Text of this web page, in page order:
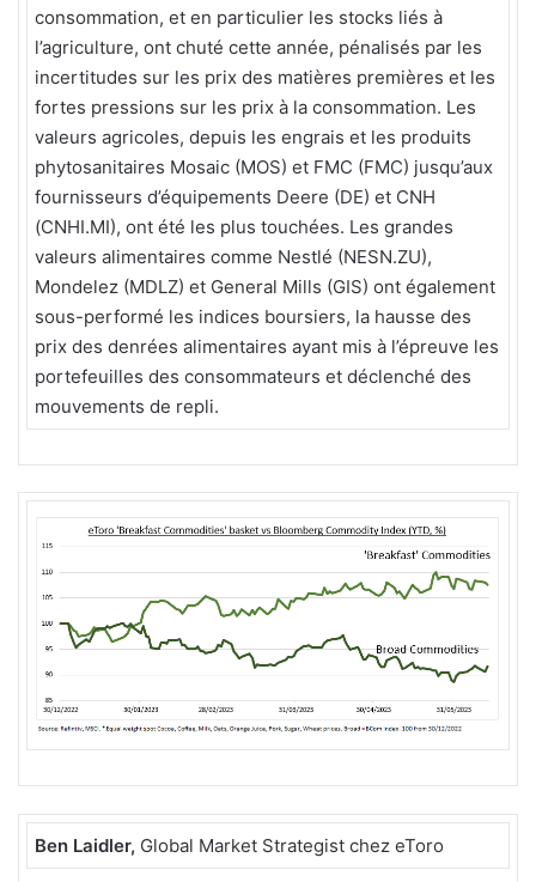
consommation, et en particulier les stocks liés à
l’agriculture, ont chuté cette année, pénalisés par les
incertitudes sur les prix des matières premières et les
fortes pressions sur les prix à la consommation. Les
valeurs agricoles, depuis les engrais et les produits
phytosanitaires Mosaic (MOS) et FMC (FMC) jusqu’aux
fournisseurs d’équipements Deere (DE) et CNH
(CNHI.MI), ont été les plus touchées. Les grandes
valeurs alimentaires comme Nestlé (NESN.ZU),
Mondelez (MDLZ) et General Mills (GIS) ont également
sous-performé les indices boursiers, la hausse des
prix des denrées alimentaires ayant mis à l’épreuve les
portefeuilles des consommateurs et déclenché des
mouvements de repli.
Ben Laidler, Global Market Strategist chez eToro